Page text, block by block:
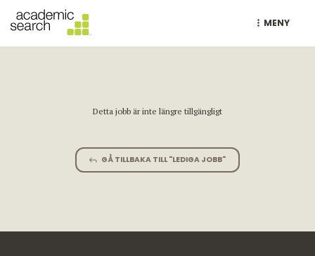
MENY
Detta jobb är inte längre tillgängligt
GÅ TILLBAKA TILL "LEDIGA JOBB"